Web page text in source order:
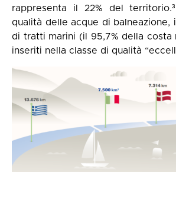
rappresenta il 22% del
qualità delle acque di balneazione,
di tratti marini (il 95,7% della costa
inseriti nella classe di qualità